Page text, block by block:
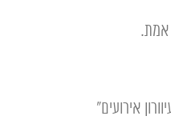
אירועים"